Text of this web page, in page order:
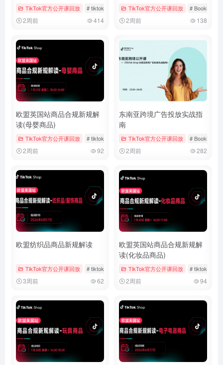
TikTok官方公开课回放 # tiktok # 厨房用品 # 官方公开课回放
2周前 414
TikTok官方公开课回放 # Bookings
2周前 138
欧盟英国站商品合规新规解
读(母婴商品)
TikTok官方公开课回放 # tiktok # 官方公开课回放 # 母婴用品
2周前 92
东南亚跨境广告投放实战指
南
TikTok官方公开课回放 # Bookings
2周前 282
欧盟纺织品商品新规解读
TikTok官方公开课回放 # tiktok # 儿童时尚 # 女装与女士内衣
3周前 62
欧盟英国站商品合规新规解
读(化妆品商品)
TikTok官方公开课回放 # tiktok
2周前 94